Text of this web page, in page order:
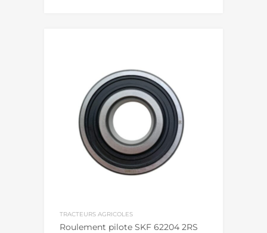
TRACTEURS AGRICOLES
Roulement pilote SKF 62204 2RS